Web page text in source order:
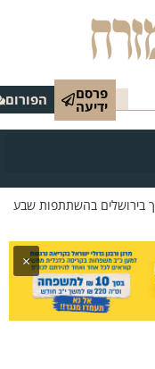
פרסם
ידיעה הפורום
בהשתתפות שבע
×